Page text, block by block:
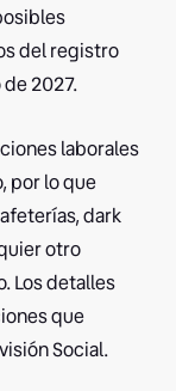
del registro
2027.
laborales
por lo que
dark
otro
Los detalles
que
Social.